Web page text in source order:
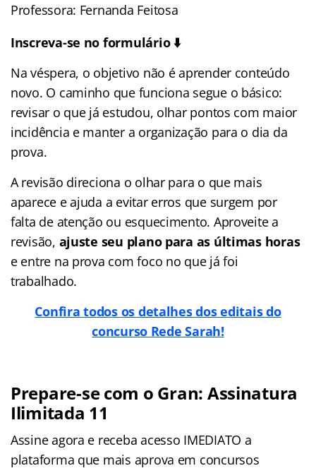
Professora: Fernanda Feitosa
Inscreva-se no formulário ⬇️
Na véspera, o objetivo não é aprender conteúdo
novo. O caminho que funciona segue o básico:
revisar o que já estudou, olhar pontos com maior
incidência e manter a organização para o dia da
prova.
A revisão direciona o olhar para o que mais
aparece e ajuda a evitar erros que surgem por
falta de atenção ou esquecimento. Aproveite a
revisão, ajuste seu plano para as últimas horas
e entre na prova com foco no que já foi
trabalhado.
Confira todos os detalhes dos editais do
concurso Rede Sarah!
Prepare-se com o Gran: Assinatura
Ilimitada 11
Assine agora e receba acesso IMEDIATO a
plataforma que mais aprova em concursos